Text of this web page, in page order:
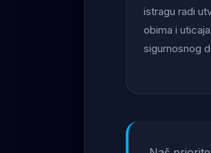
istragu radi
obima i uticaja
sigurnosnog